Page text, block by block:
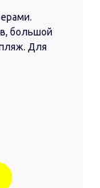
большой
Для